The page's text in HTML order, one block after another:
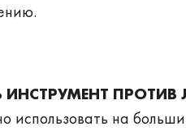
ПРОТИВ
использовать на